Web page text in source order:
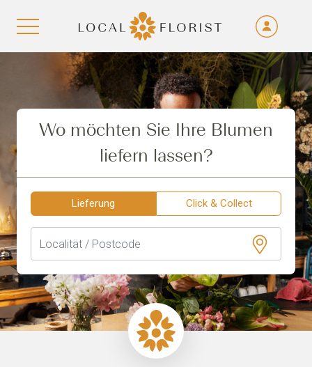
Aller au contenu
Wo möchten Sie Ihre Blumen
liefern lassen?
Lieferung Click & Collect